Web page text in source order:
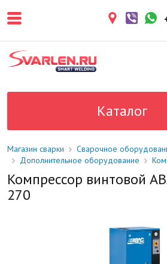
более 3 рабочих дней.
поставки в магазин: 1-2
дня.
Данный товар
уточните у менеджера.
Каталог
Магазин сварки
Сварочное
Дополнительное оборудование
Компрессор винтовой
270